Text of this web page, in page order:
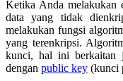
Ketika Anda melakukan
data yang tidak
melakukan fungsi
yang terenkripsi.
kunci, hal ini berkaitan
dengan public key (kunci